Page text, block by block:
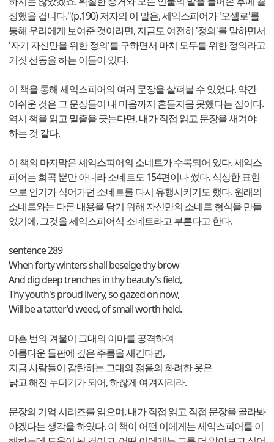
정했을 겁니다."(p.190) 저자의 이 말은, 세익스피어가 '오셀로'를
통해 우리에게 보여준 것이라면, 지금도 여전히 '정의'를 말하면서
'자기 자신만을 위한 정의'를 구하면서 마치 모두를 위한 정의라고
거짓 선동을 하는 이들이 있다.
이 책을 통해 세익스피어의 여러 문장을 살펴볼 수 있었다. 약간
아쉬운 것은 그 문장들이 내 마음까지 흔들지믐 못했다는 점이다.
역시 책을 읽고 밑줄을 긋는다면, 내가 직접 읽고 문장을 새겨야
하는 것 같다.
이 책의 마지막은 셰익스피어의 소네트가 수록되어 있다. 세익스
피어는 희곡 뿐만 아니라 소네트도 154편이나 썼다. 식상한 표현
으로 인기가 식어가던 소네트를 다시 유행시키기도 했다. 원래의
소네트와는 다른 내용을 담기 위해 자신만의 소네트 형식을 만들
었기에, 그것을 세익스피어식 소네트라고 부른다고 한다.
sentence 289
When forty winters shall beseige thy brow
And dig deep trenches in thy beauty's field,
Thy youth's proud livery, so gazed on now,
Will be a tatter'd weed, of small worth held.
마흔 번의 겨울이 그대의 이마를 공격하여
아름다운 들판에 깊은 주름을 새긴다면,
지금 사람들이 감탄하는 그대의 젊음의 화려한 옷은
낡고 해진 누더기가 되어, 하찮게 여겨지리라.
문장의 기억 시리즈를 읽으며, 내가 직접 읽고 직접 문장을 골라봐
야겠다는 생각을 하였다. 이 책이 어떤 이에게는 세익스피어를 이